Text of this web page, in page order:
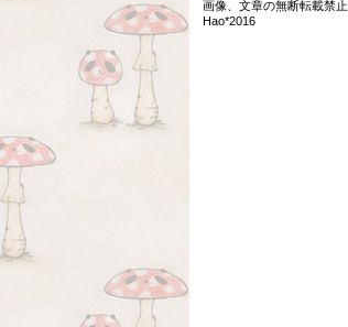
画像、文章の無断転載禁止
Hao*2016